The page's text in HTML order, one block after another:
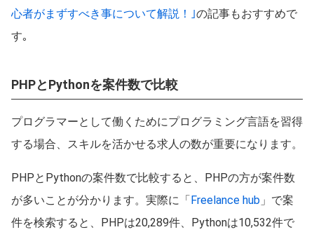
心者がまずすべき事について解説！｣の記事もおすすめで
す｡
PHPとPythonを案件数で比較
プログラマーとして働くためにプログラミング言語を習得
する場合、スキルを活かせる求人の数が重要になります。
PHPとPythonの案件数で比較すると、PHPの方が案件数
が多いことが分かります。実際に「Freelance hub 」で案
件を検索すると、PHPは20,289件、Pythonは10,532件で